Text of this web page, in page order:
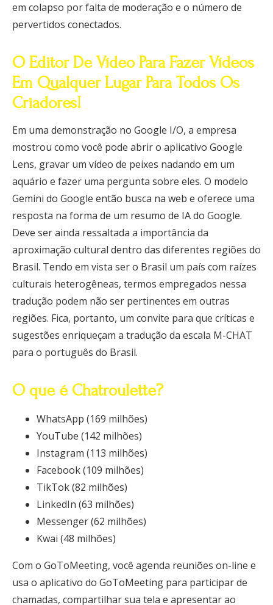
em colapso por falta de moderação e o número de
pervertidos conectados.
O Editor De Vídeo Para Fazer Vídeos
Em Qualquer Lugar Para Todos Os
Criadores!
Em uma demonstração no Google I/O, a empresa
mostrou como você pode abrir o aplicativo Google
Lens, gravar um vídeo de peixes nadando em um
aquário e fazer uma pergunta sobre eles. O modelo
Gemini do Google então busca na web e oferece uma
resposta na forma de um resumo de IA do Google.
Deve ser ainda ressaltada a importância da
aproximação cultural dentro das diferentes regiões do
Brasil. Tendo em vista ser o Brasil um país com raízes
culturais heterogêneas, termos empregados nessa
tradução podem não ser pertinentes em outras
regiões. Fica, portanto, um convite para que críticas e
sugestões enriqueçam a tradução da escala M-CHAT
para o português do Brasil.
O que é Chatroulette?
WhatsApp (169 milhões)
YouTube (142 milhões)
Instagram (113 milhões)
Facebook (109 milhões)
TikTok (82 milhões)
LinkedIn (63 milhões)
Messenger (62 milhões)
Kwai (48 milhões)
Com o GoToMeeting, você agenda reuniões on-line e
usa o aplicativo do GoToMeeting para participar de
chamadas, compartilhar sua tela e apresentar ao